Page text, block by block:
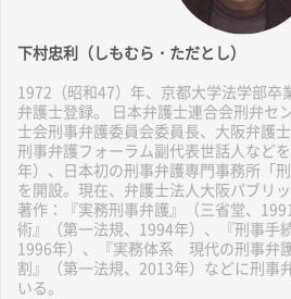
下村忠利（しもむら・ただとし）
1972（昭和47）年、京都大学法学部卒
弁護士登録。 日本弁護士連合会刑弁セ
士会刑事弁護委員会委員長、大阪弁護
刑事弁護フォーラム副代表世話人など
年）、日本初の刑事弁護専門事務所「
を開設。現在、弁護士法人大阪パブリ
著作：『実務刑事弁護』（三省堂、
術』（第一法規、1994年）、『刑事手
1996年）、『実務体系 現代の刑事
割』（第一法規、2013年）などに刑事
いる。